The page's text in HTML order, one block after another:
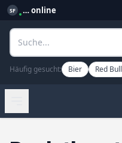
SF …online
Häufig gesucht: Bier Red Bull